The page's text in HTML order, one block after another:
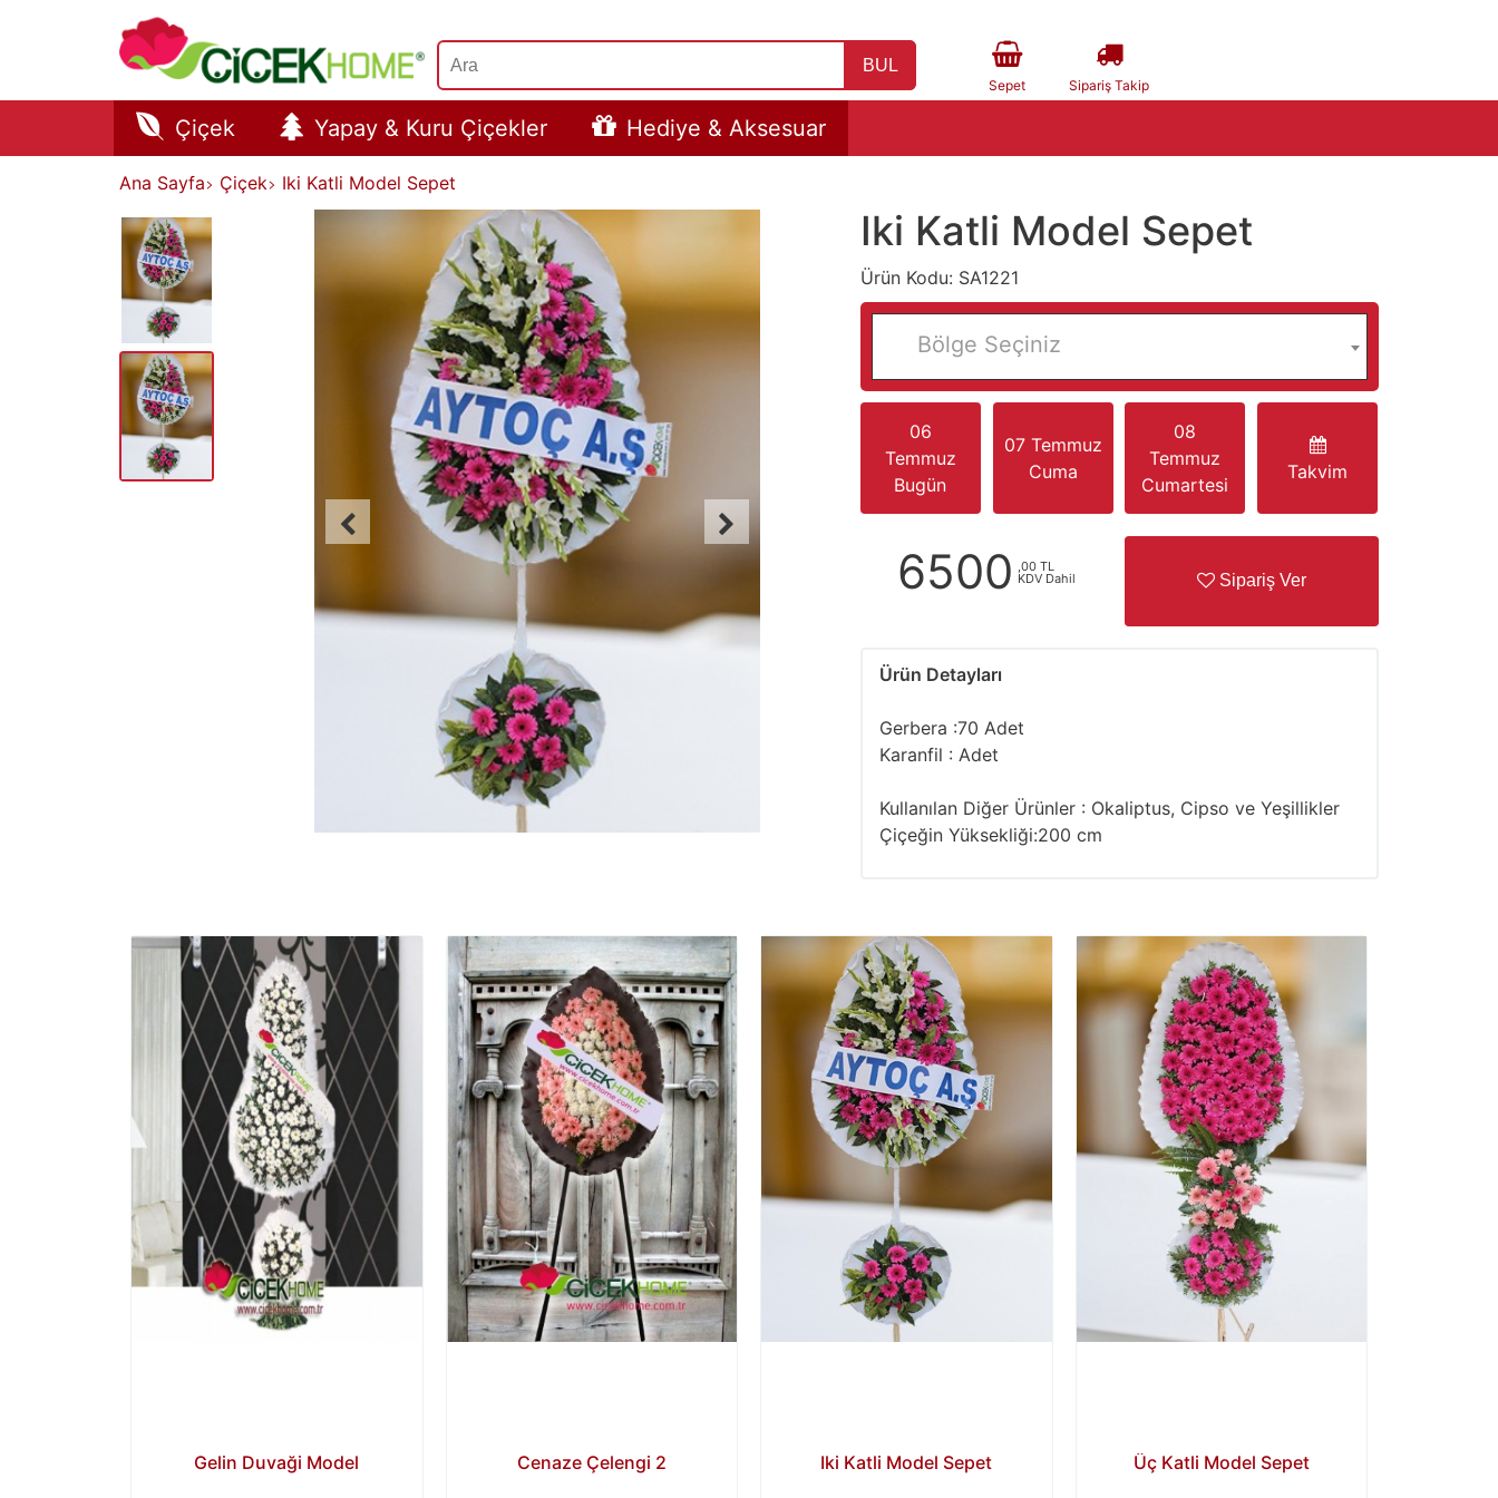
BUL
Sepet Sipariş Takip
Çiçek Yapay & Kuru Çiçekler Hediye & Aksesuar
Ana Sayfa Çiçek Iki Katli Model Sepet
Iki Katli Model Sepet
Ürün Kodu: SA1221
Bölge Seçiniz
06
Temmuz
Bugün
07 Temmuz
Cuma
08
Temmuz
Cumartesi
Takvim
6500 ,00 TL
KDV Dahil Sipariş Ver
Ürün Detayları
Gerbera :70 Adet
Karanfil : Adet
Kullanılan Diğer Ürünler : Okaliptus, Cipso ve Yeşillikler
Çiçeğin Yüksekliği:200 cm
Gelin Duvaği Model Cenaze Çelengi 2 Iki Katli Model Sepet Üç Katli Model Sepet